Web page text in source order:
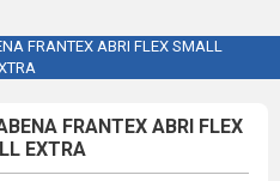
FRANTEX ABRI FLEX SMALL
FRANTEX ABRI FLEX
EXTRA